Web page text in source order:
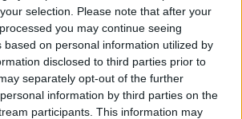
selection. Please note that after your
you may continue seeing
based on personal information utilized by
disclosed to third parties prior to
separately opt-out of the further
information by third parties on the
participants. This information may
egyetemi évkezdés.
kollégiumok?
az egyetemvárosokban.
és válaszok a diákhitelről.